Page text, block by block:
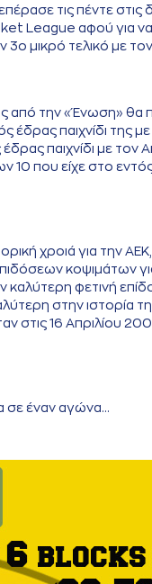
τις πέντε στις
League αφού για να
μικρό τελικό με τον
από την «Ένωση»
παιχνίδι της
έδρας παιχνίδι με
10 που είχε στο
χροιά για την
κοψιμάτων
καλύτερη φετινή
στην ιστορία
στις 16 Απριλίου
σε έναν αγώνα...